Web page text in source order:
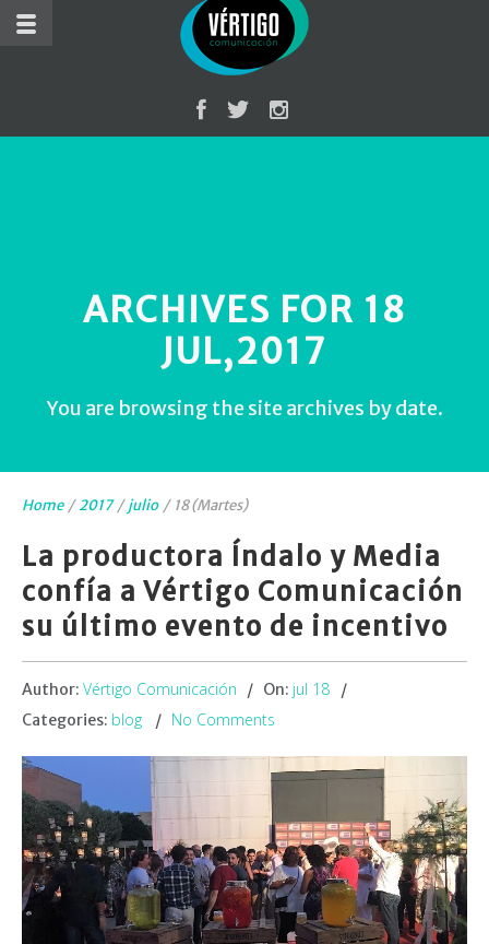
ARCHIVES FOR 18
JUL,2017
You are browsing the site archives by date.
Home /2017 /julio / 18 (Martes)
La productora Índalo y Media
confía a Vértigo Comunicación
su último evento de incentivo
Author: Vértigo Comunicación On: jul 18
Categories: blog No Comments